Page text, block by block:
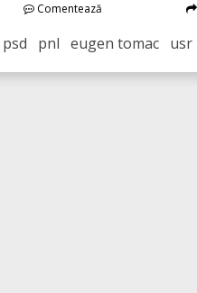
Comentează
pnl eugen tomac usr